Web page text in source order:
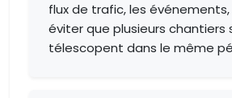
flux de trafic, les
éviter que plusieurs chantiers
télescopent dans le même